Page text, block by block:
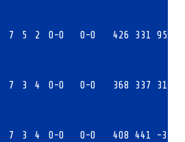
7 5 2 0-0 0-0 426 331 95
7 3 4 0-0 0-0 368 337 31
7 3 4 0-0 0-0 408 441 -33